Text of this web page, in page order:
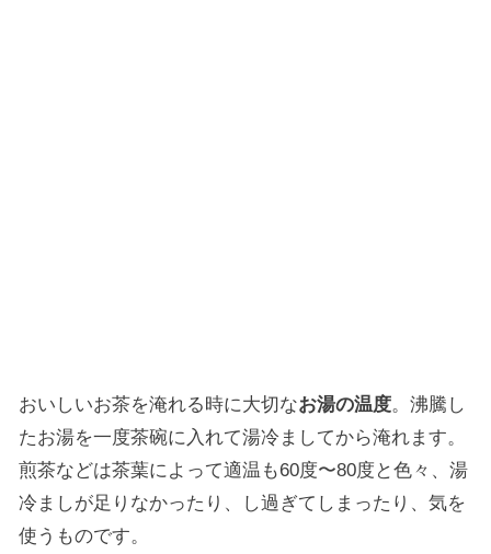
おいしいお茶を淹れる時に大切なお湯の温度。沸騰し
たお湯を一度茶碗に入れて湯冷ましてから淹れます。
煎茶などは茶葉によって適温も60度〜80度と色々、湯
冷ましが足りなかったり、し過ぎてしまったり、気を
使うものです。